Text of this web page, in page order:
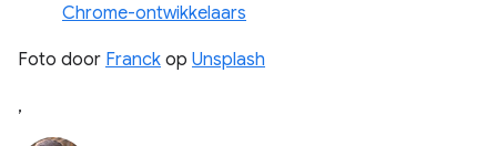
Chrome-ontwikkelaars
Foto door Franck op Unsplash
,